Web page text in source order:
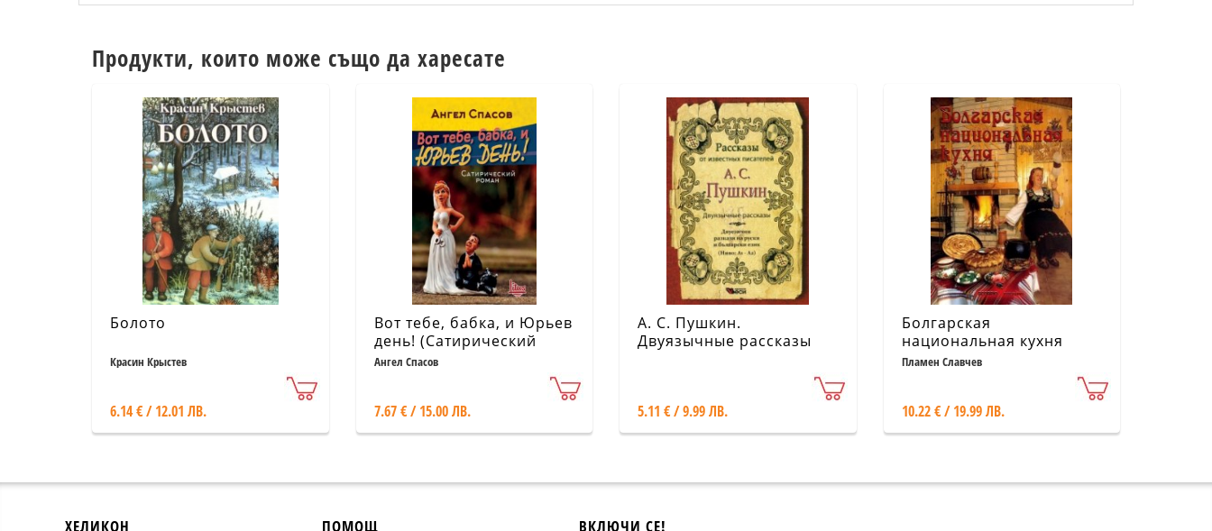
Продукти, които може също да харесате
Болото
Красин Крыстев
6.14 € / 12.01 ЛВ.
Вот тебе, бабка, и Юрьев
день! (Сатирический
роман)
Ангел Спасов
7.67 € / 15.00 ЛВ.
А. С. Пушкин.
Двуязычные рассказы
5.11 € / 9.99 ЛВ.
Болгарская
национальная кухня
Пламен Славчев
10.22 € / 19.99 ЛВ.
ХЕЛИКОН ПОМОЩ ВКЛЮЧИ СЕ!